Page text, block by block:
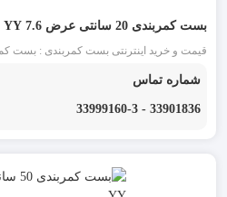
بست کمربندی 20 سانتی عرض 7.6 YY
بست کمربندی در دو رنگ بست کمربندی
شماره تماس
33901836 - 33999160-3